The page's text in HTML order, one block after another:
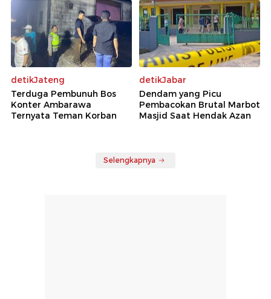
detikJateng
Terduga Pembunuh Bos
Konter Ambarawa
Ternyata Teman Korban
detikJabar
Dendam yang Picu
Pembacokan Brutal Marbot
Masjid Saat Hendak Azan
Selengkapnya